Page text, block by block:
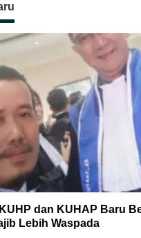
dan KUHAP Baru
Lebih Waspada